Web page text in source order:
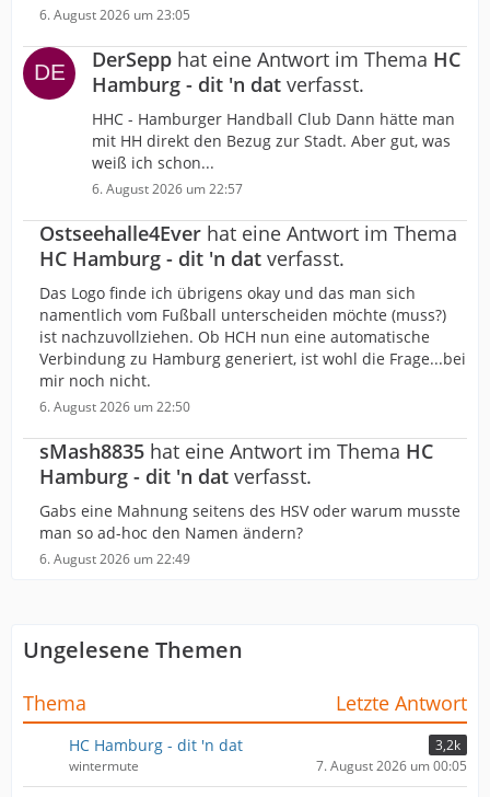
6. August 2026 um 23:05
DerSepp hat eine Antwort im Thema HC
Hamburg - dit 'n dat verfasst.
HHC - Hamburger Handball Club Dann hätte man
mit HH direkt den Bezug zur Stadt. Aber gut, was
weiß ich schon...
6. August 2026 um 22:57
Ostseehalle4Ever hat eine Antwort im Thema
HC Hamburg - dit 'n dat verfasst.
Das Logo finde ich übrigens okay und das man sich
namentlich vom Fußball unterscheiden möchte (muss?)
ist nachzuvollziehen. Ob HCH nun eine automatische
Verbindung zu Hamburg generiert, ist wohl die Frage...bei
mir noch nicht.
6. August 2026 um 22:50
sMash8835 hat eine Antwort im Thema HC
Hamburg - dit 'n dat verfasst.
Gabs eine Mahnung seitens des HSV oder warum musste
man so ad-hoc den Namen ändern?
6. August 2026 um 22:49
Ungelesene Themen
Thema Letzte Antwort
HC Hamburg - dit 'n dat
3,2k
wintermute
7. August 2026 um 00:05